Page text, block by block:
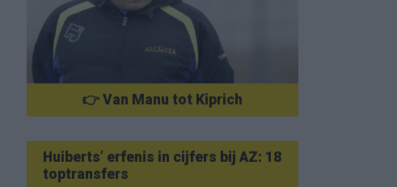
👉 Van Manu tot Kiprich
Huiberts’ erfenis in cijfers bij AZ: 18
toptransfers